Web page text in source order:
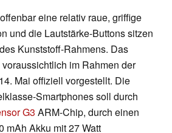
eine relativ raue, griffige
und die Lautstärke-Buttons sitzen
Kunststoff-Rahmens. Das
im Rahmen der
Mai offiziell vorgestellt. Die
Smartphones soll durch
G3 ARM-Chip, durch einen
mAh Akku mit 27 Watt